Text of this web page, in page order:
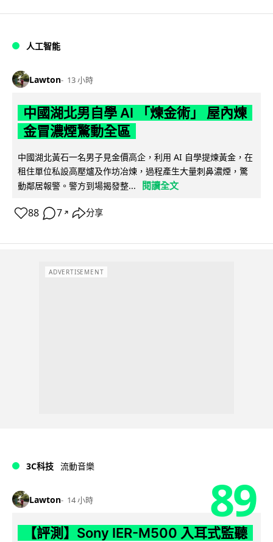
人工智能
Lawton 13 小時
中國湖北男自學 AI 「煉金術」 屋內煉
金冒濃煙驚動全區
中國湖北黃石一名男子見金價高企，利用 AI 自學提煉黃金，在
租住單位私設高壓爐及作坊冶煉，過程產生大量刺鼻濃煙，驚
動鄰居報警。警方到場揭發整...
閱讀全文
88 7 ↗ 分享
ADVERTISEMENT
3C科技 流動音樂
Lawton 14 小時 89
【評測】Sony IER-M500 入耳式監聽